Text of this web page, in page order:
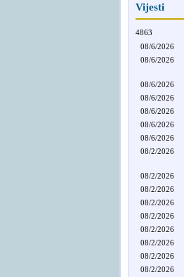
Vijesti
4863
08/6/2026
08/6/2026
08/6/2026
08/6/2026
08/6/2026
08/6/2026
08/6/2026
08/2/2026
08/2/2026
08/2/2026
08/2/2026
08/2/2026
08/2/2026
08/2/2026
08/2/2026
08/2/2026